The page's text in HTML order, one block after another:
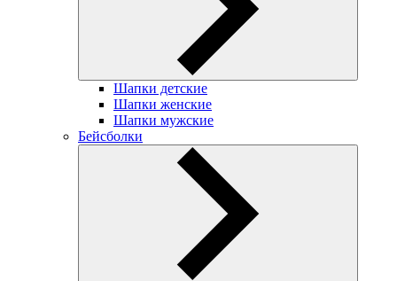
Шапки детские
Шапки женские
Шапки мужские
Бейсболки